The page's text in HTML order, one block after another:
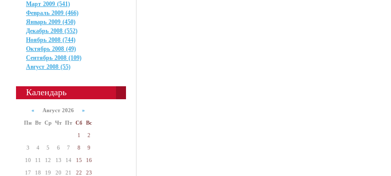
Март 2009 (541)
Февраль 2009 (466)
Январь 2009 (450)
Декабрь 2008 (552)
Ноябрь 2008 (744)
Октябрь 2008 (49)
Сентябрь 2008 (109)
Август 2008 (55)
Календарь
« Август 2026 »
Пн Вт Ср Чт Пт Сб Вс
1 2
3 4 5 6 7 8 9
10 11 12 13 14 15 16
17 18 19 20 21 22 23